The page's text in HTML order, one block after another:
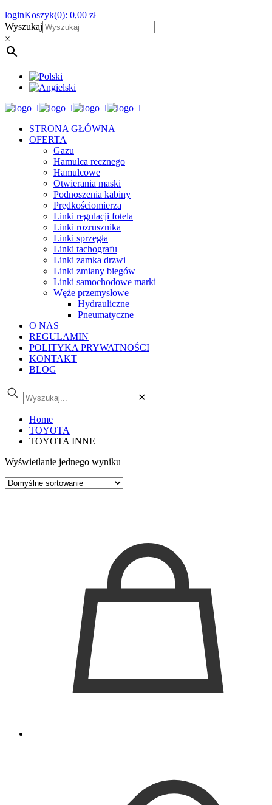
loginKoszyk(0): 0,00 zł
Wyszukaj
×
STRONA GŁÓWNA
OFERTA
Gazu
Hamulca recznego
Hamulcowe
Otwierania maski
Podnoszenia kabiny
Prędkościomierza
Linki regulacji fotela
Linki rozrusznika
Linki sprzęgła
Linki tachografu
Linki zamka drzwi
Linki zmiany biegów
Linki samochodowe marki
Węże przemysłowe
Hydrauliczne
Pneumatyczne
O NAS
REGULAMIN
POLITYKA PRYWATNOŚCI
KONTAKT
BLOG
✕
Home
TOYOTA
TOYOTA INNE
Wyświetlanie jednego wyniku